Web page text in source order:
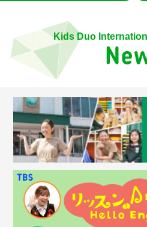
Kids Duo